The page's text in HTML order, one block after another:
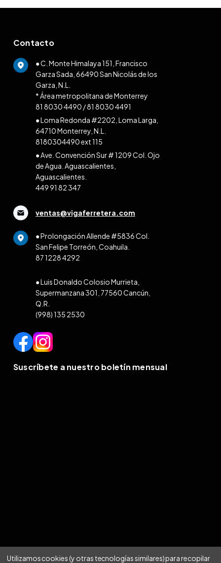
Contacto
● C. Monte Himalaya 151, Francisco
Garza Sada, 66490 San Nicolás de los
Garza, N.L.
* Área metropolitana de Monterrey
81 8030 4490 /81 8030 4491
● Loma Redonda #2202, Loma Larga,
64710 Monterrey, N.L.
8180304490 ext 115
● Ave. Convención Sur # 1209 Col. Ojo
de Agua. Aguascalientes,
Aguascalientes.
449 91 82 347
ventas@vigaferretera.com
● Prolongación Allende #5836 Col.
San Felipe Torreón, Coahuila.
87 1228 4292
● Luis Donaldo Colosio Murrieta,
Supermanzana 301, 77560 Cancún,
Q.R.
(998) 135 2530
Suscríbete a nuestro boletín mensual
Utilizamos cookies (y otras tecnologías similares) para recopilar